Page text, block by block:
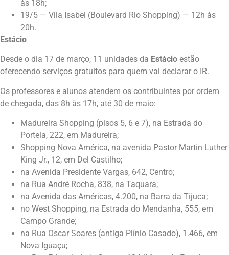
às 18h;
19/5 — Vila Isabel (Boulevard Rio Shopping) — 12h às
20h.
Estácio
Desde o dia 17 de março, 11 unidades da Estácio estão
oferecendo serviços gratuitos para quem vai declarar o IR.
Os professores e alunos atendem os contribuintes por ordem
de chegada, das 8h às 17h, até 30 de maio:
Madureira Shopping (pisos 5, 6 e 7), na Estrada do
Portela, 222, em Madureira;
Shopping Nova América, na avenida Pastor Martin Luther
King Jr., 12, em Del Castilho;
na Avenida Presidente Vargas, 642, Centro;
na Rua André Rocha, 838, na Taquara;
na Avenida das Américas, 4.200, na Barra da Tijuca;
no West Shopping, na Estrada do Mendanha, 555, em
Campo Grande;
na Rua Oscar Soares (antiga Plínio Casado), 1.466, em
Nova Iguaçu;